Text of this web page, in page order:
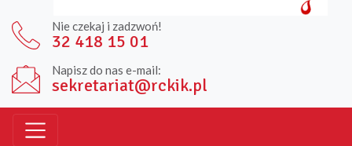
Nie czekaj i zadzwoń!
32 418 15 01
Napisz do nas e-mail:
sekretariat@rckik.pl